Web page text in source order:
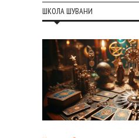
ШКОЛА ШУВАНИ